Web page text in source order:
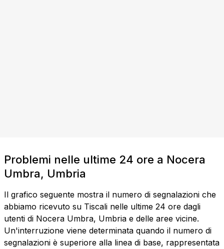
Problemi nelle ultime 24 ore a Nocera
Umbra, Umbria
Il grafico seguente mostra il numero di segnalazioni che
abbiamo ricevuto su Tiscali nelle ultime 24 ore dagli
utenti di Nocera Umbra, Umbria e delle aree vicine.
Un'interruzione viene determinata quando il numero di
segnalazioni è superiore alla linea di base, rappresentata